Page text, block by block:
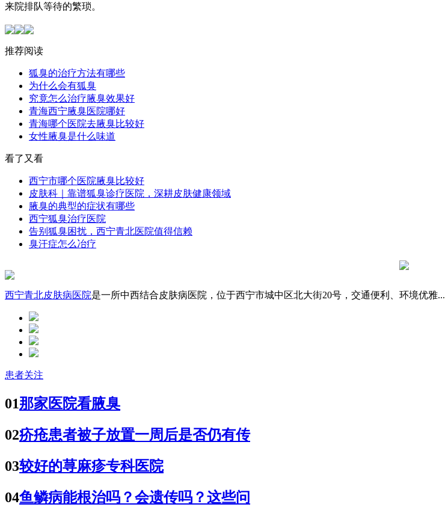
来院排队等待的繁琐。
推荐阅读
狐臭的治疗方法有哪些
为什么会有狐臭
究竟怎么治疗腋臭效果好
青海西宁腋臭医院哪好
青海哪个医院去腋臭比较好
女性腋臭是什么味道
看了又看
西宁市哪个医院腋臭比较好
皮肤科｜靠谱狐臭诊疗医院，深耕皮肤健康领域
腋臭的典型的症状有哪些
西宁狐臭治疗医院
告别狐臭困扰，西宁青北医院值得信赖
臭汗症怎么冶疗
西宁青北皮肤病医院是一所中西结合皮肤病医院，位于西宁市城中区北大街20号，交通便利、环境优雅...
患者关注
01那家医院看腋臭
02疥疮患者被子放置一周后是否仍有传
03较好的荨麻疹专科医院
04鱼鳞病能根治吗？会遗传吗？这些问